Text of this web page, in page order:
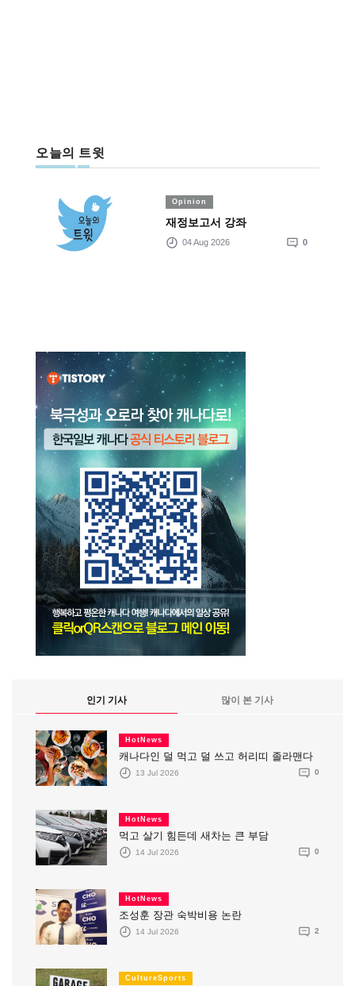
오늘의 트윗
Opinion
재정보고서 강좌
04 Aug 2026 0
인기 기사 많이 본 기사
HotNews
캐나다인 덜 먹고 덜 쓰고 허리띠 졸라맨다
13 Jul 2026 0
HotNews
먹고 살기 힘든데 새차는 큰 부담
14 Jul 2026 0
HotNews
조성훈 장관 숙박비용 논란
14 Jul 2026 2
CultureSports